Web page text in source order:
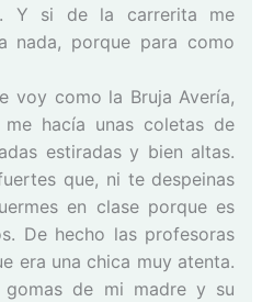
Y si de la carrerita me
nada, porque para como
voy como la Bruja Avería,
hacía unas coletas de
estiradas y bien altas.
que, ni te despeinas
en clase porque es
De hecho las profesoras
era una chica muy atenta.
gomas de mi madre y su